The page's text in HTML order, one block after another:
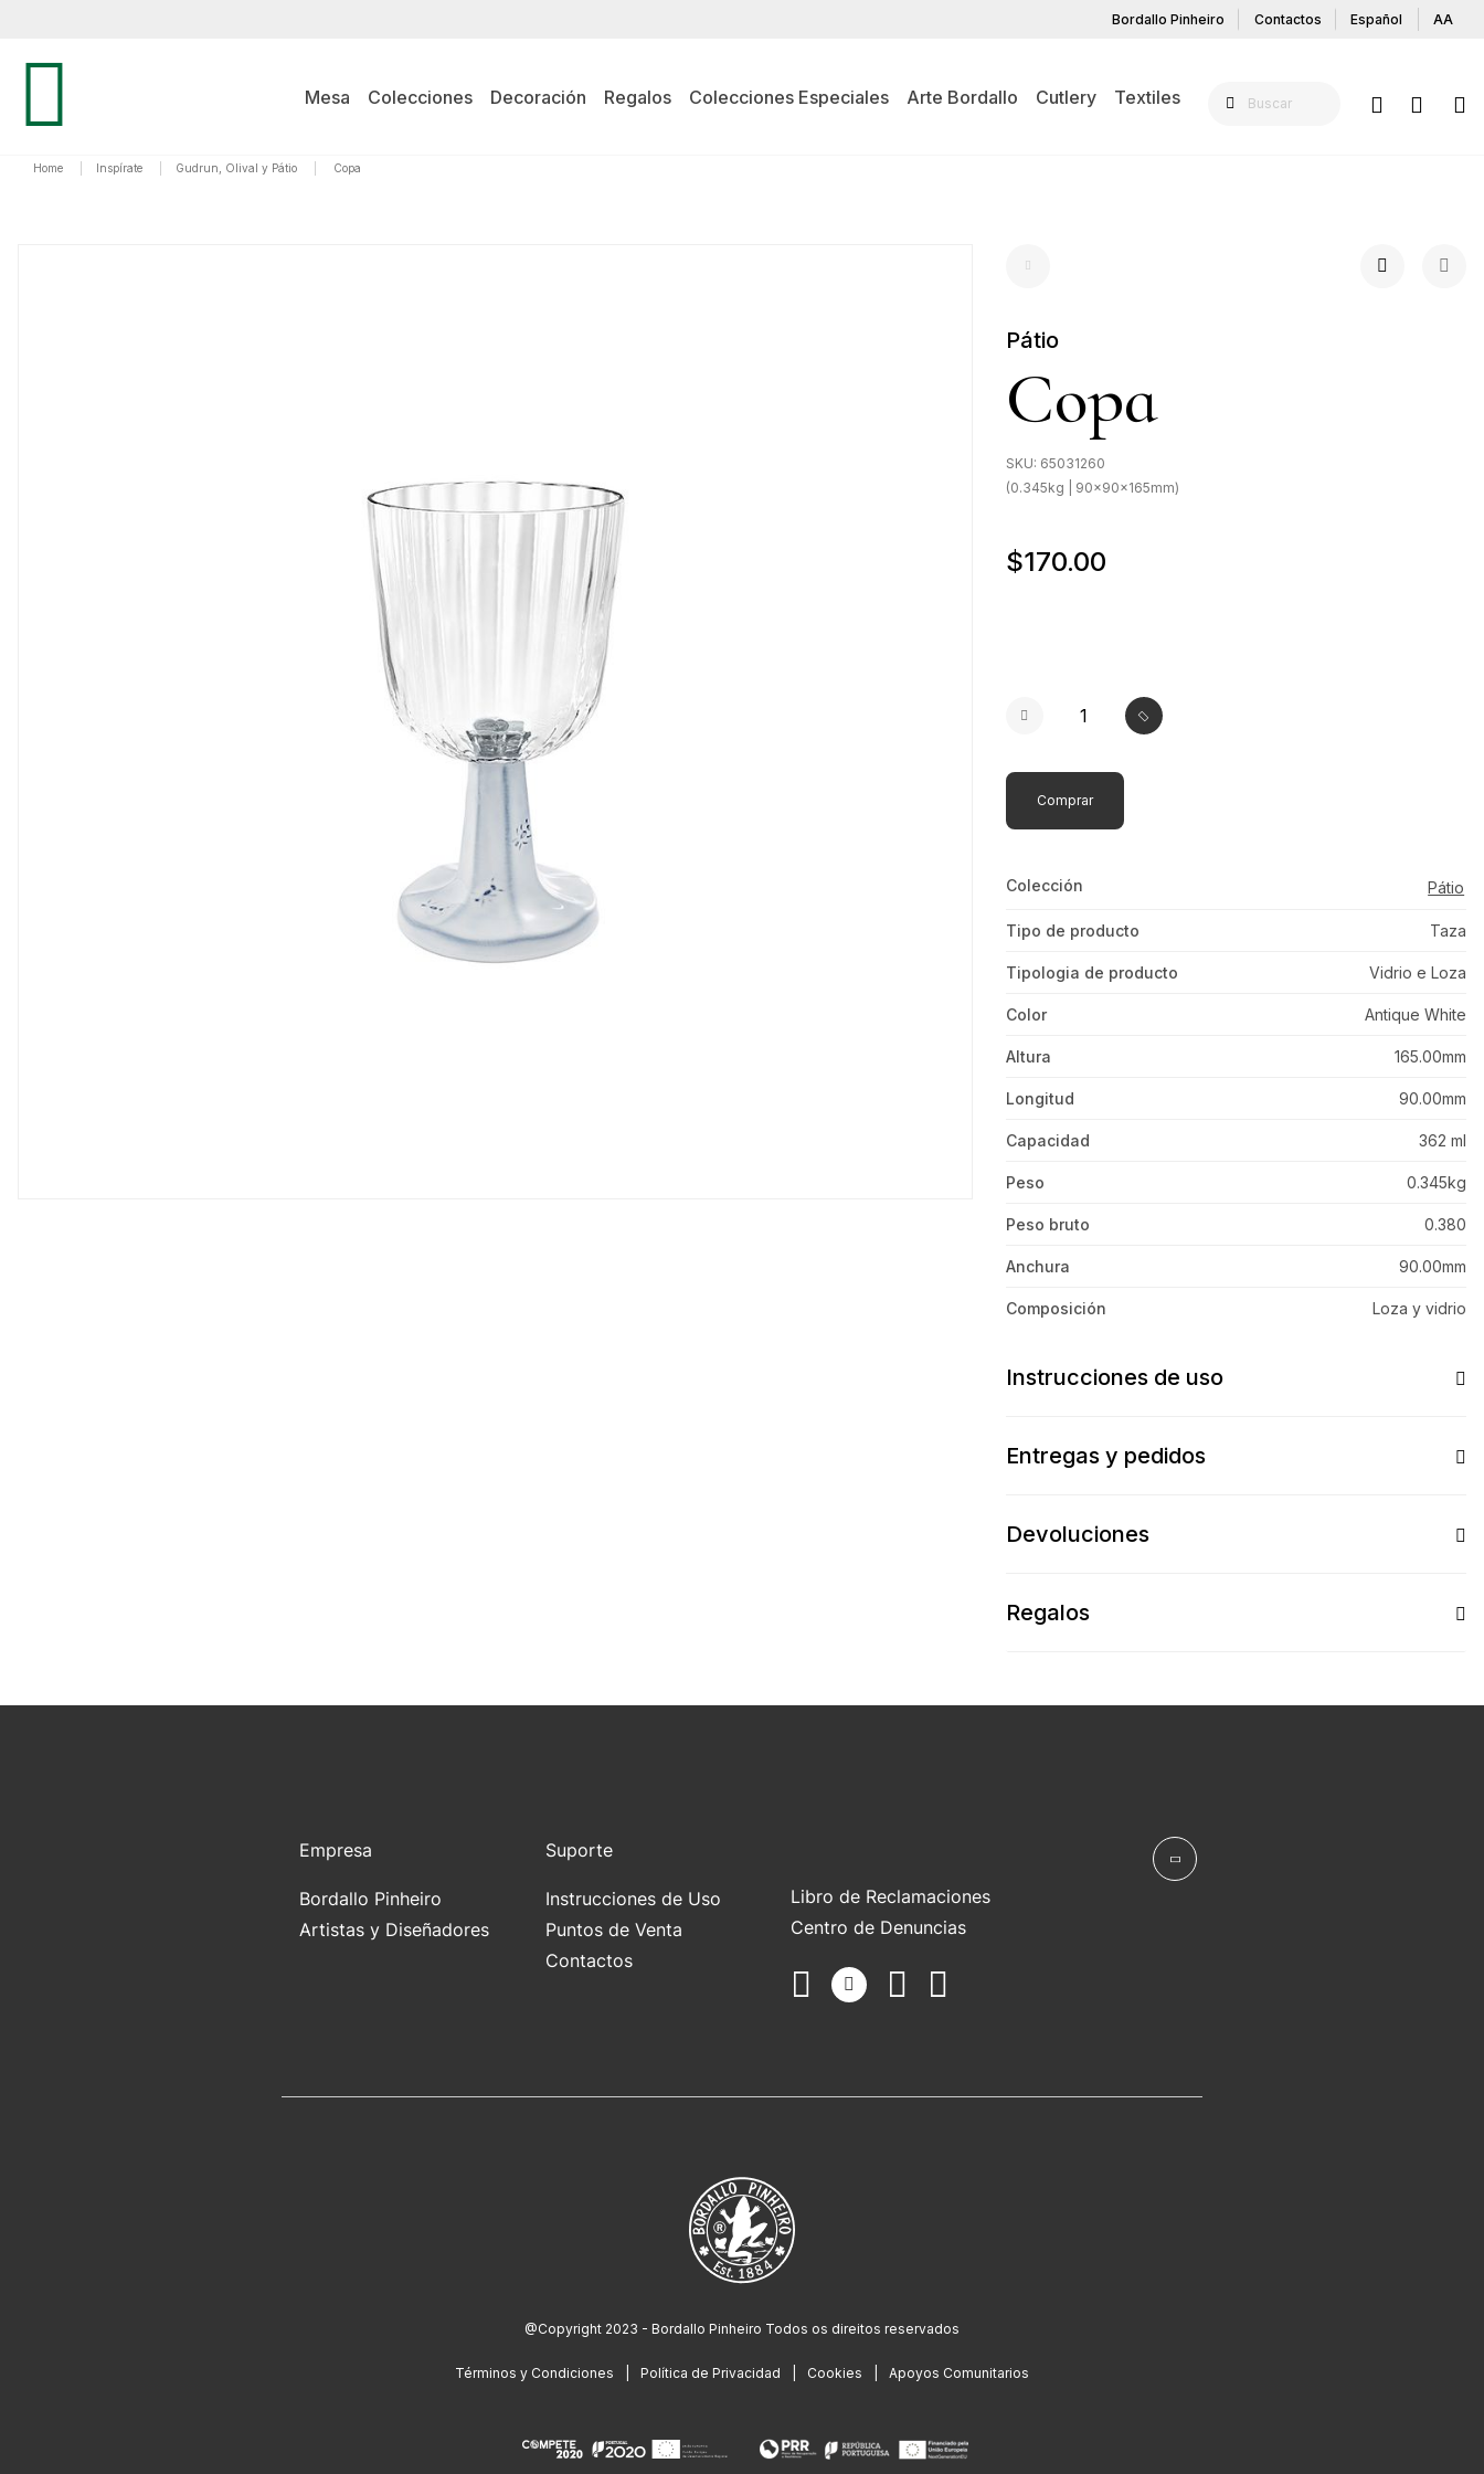
Bordallo Pinheiro Contactos Español AA
Mesa Colecciones Decoración Regalos Colecciones Especiales Arte Bordallo Cutlery Textiles
Home Inspírate Gudrun, Olival y Pátio Copa
Pátio
Copa
SKU: 65031260
(0.345kg | 90x90x165mm)
$170.00
Comprar
Colección Pátio
Tipo de producto Taza
Tipologia de producto Vidrio e Loza
Color Antique White
Altura 165.00mm
Longitud 90.00mm
Capacidad 362 ml
Peso 0.345kg
Peso bruto 0.380
Anchura 90.00mm
Composición Loza y vidrio
Instrucciones de uso
Entregas y pedidos
Devoluciones
Regalos
Empresa
Bordallo Pinheiro
Artistas y Diseñadores
Suporte
Instrucciones de Uso
Puntos de Venta
Contactos
Libro de Reclamaciones
Centro de Denuncias
@Copyright 2023 - Bordallo Pinheiro Todos os direitos reservados
Términos y Condiciones Política de Privacidad Cookies Apoyos Comunitarios